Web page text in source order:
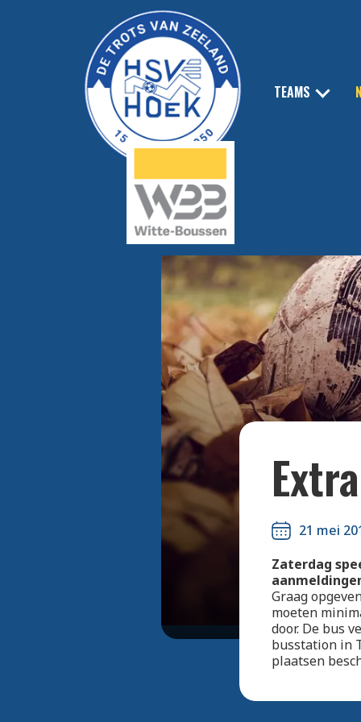
TEAMS
21 mei
Zaterdag
Graag
moeten
door. De bus
busstation in
plaatsen